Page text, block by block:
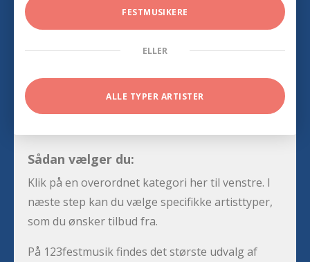
FESTMUSIKERE
ELLER
ALLE TYPER ARTISTER
Sådan vælger du:
Klik på en overordnet kategori her til venstre. I
næste step kan du vælge specifikke artisttyper,
som du ønsker tilbud fra.
På 123festmusik findes det største udvalg af